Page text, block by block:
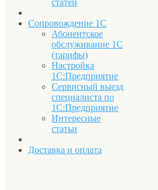
статей
Сопровождение 1С
Абонентское
обслуживание 1С
(тарифы)
Настройка
1С:Предприятие
Сервисный выезд
специалиста по
1С:Предприятие
Интересные
статьи
Доставка и оплата